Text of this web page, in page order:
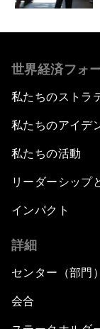
世界経済フォ
私たちのストラ
私たちのアイデ
私たちの活動
リーダーシップ
インパクト
詳細
センター（部門）
会合